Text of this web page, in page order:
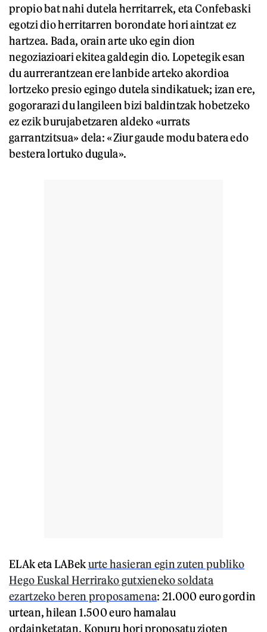
propio bat nahi dutela herritarrek, eta Confebaski
egotzi dio herritarren borondate hori aintzat ez
hartzea. Bada, orain arte uko egin dion
negoziazioari ekitea galdegin dio. Lopetegik esan
du aurrerantzean ere lanbide arteko akordioa
lortzeko presio egingo dutela sindikatuek; izan ere,
gogorarazi du langileen bizi baldintzak hobetzeko
ez ezik burujabetzaren aldeko «urrats
garrantzitsua» dela: «Ziur gaude modu batera edo
bestera lortuko dugula».
ELAk eta LABekurte hasieran egin zuten publiko
Hego Euskal Herrirako gutxieneko soldata
ezartzeko beren proposamena: 21.000 euro gordin
urtean, hilean 1.500 euro hamalau
ordainketatan. Kopuru hori proposatu zioten